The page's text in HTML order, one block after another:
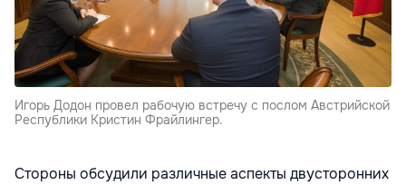
Игорь Додон провел рабочую встречу с послом Австрийской
Республики Кристин Фрайлингер.
Стороны обсудили различные аспекты двусторонних